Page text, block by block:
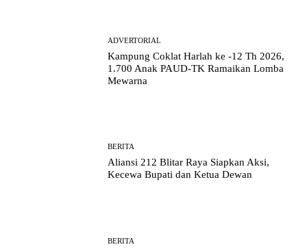
ADVERTORIAL
Kampung Coklat Harlah ke -12 Th 2026,
1.700 Anak PAUD-TK Ramaikan Lomba
Mewarna
BERITA
Aliansi 212 Blitar Raya Siapkan Aksi,
Kecewa Bupati dan Ketua Dewan
BERITA